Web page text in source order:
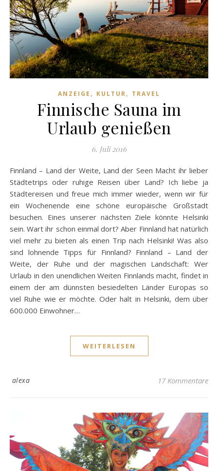
ANZEIGE , KULTUR, TRAVEL
Finnische Sauna im
Urlaub genießen
6. Juli 2016
Finnland – Land der Weite, Land der Seen Macht ihr lieber
Städtetrips oder ruhige Reisen über Land? Ich liebe ja
Städtereisen und freue mich immer wieder, wenn wir für
ein Wochenende eine schöne europäische Großstadt
besuchen. Eines unserer nächsten Ziele könnte Helsinki
sein. Wart ihr schon einmal dort? Aber Finnland hat natürlich
viel mehr zu bieten als einen Trip nach Helsinki! Was also
sind lohnende Tipps für Finnland? Finnland – Land der
Weite, der Ruhe und der magischen Landschaft: Wer
Urlaub in den unendlichen Weiten Finnlands macht, findet in
einem der am dünnsten besiedelten Länder Europas so
viel Ruhe wie er möchte. Oder halt in Helsinki, dem über
600.000 Einwohner…
WEITERLESEN
alexa 17 Kommentare